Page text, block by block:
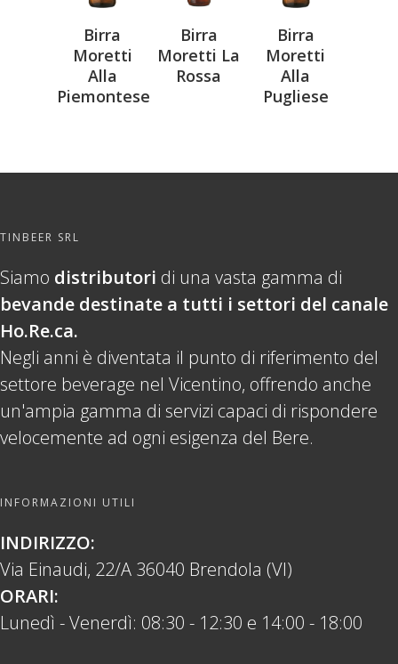
Birra
Moretti
Alla
Piemontese
Birra
Moretti
Alla
Pugliese
Birra
Moretti La
Rossa
TINBEER SRL
Siamo distributori di una vasta gamma di
bevande destinate a tutti i settori del canale
Ho.Re.ca.
Negli anni è diventata il punto di riferimento del
settore beverage nel Vicentino, offrendo anche
un'ampia gamma di servizi capaci di rispondere
velocemente ad ogni esigenza del Bere.
INFORMAZIONI UTILI
INDIRIZZO:
Via Einaudi, 22/A 36040 Brendola (VI)
ORARI:
Lunedì - Venerdì: 08:30 - 12:30 e 14:00 - 18:00